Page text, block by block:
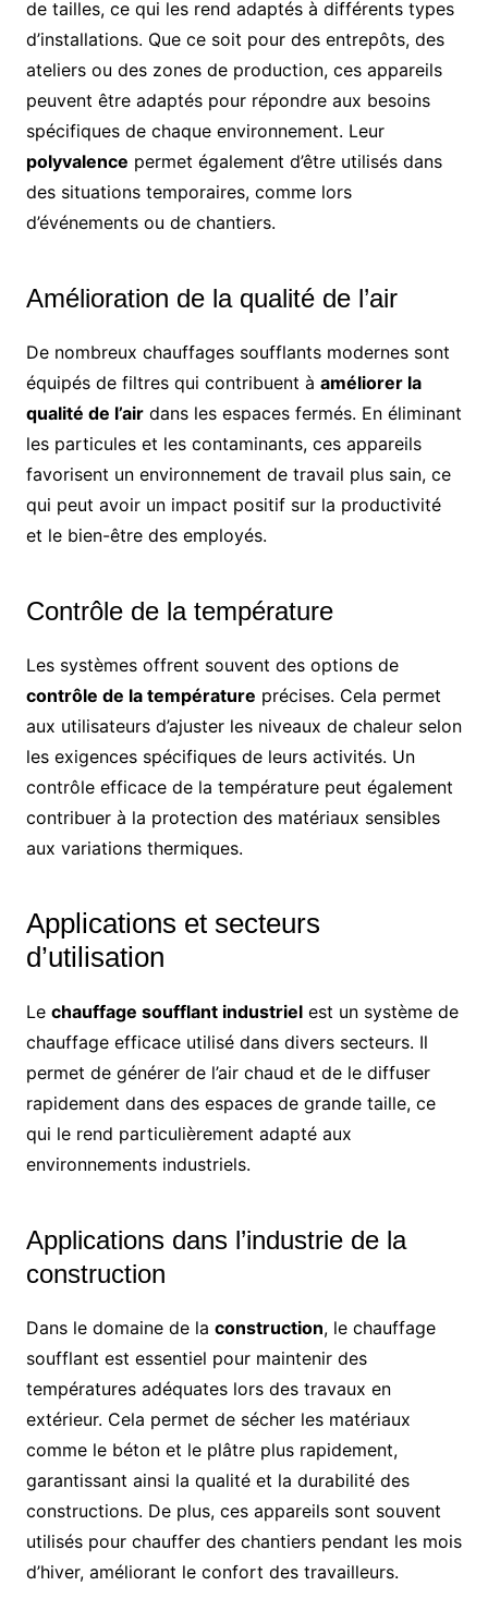
de tailles, ce qui les rend adaptés à différents types
d’installations. Que ce soit pour des entrepôts, des
ateliers ou des zones de production, ces appareils
peuvent être adaptés pour répondre aux besoins
spécifiques de chaque environnement. Leur
polyvalence permet également d’être utilisés dans
des situations temporaires, comme lors
d’événements ou de chantiers.
Amélioration de la qualité de l’air
De nombreux chauffages soufflants modernes sont
équipés de filtres qui contribuent à améliorer la
qualité de l’airdans les espaces fermés. En éliminant
les particules et les contaminants, ces appareils
favorisent un environnement de travail plus sain, ce
qui peut avoir un impact positif sur la productivité
et le bien-être des employés.
Contrôle de la température
Les systèmes offrent souvent des options de
contrôle de la température précises. Cela permet
aux utilisateurs d’ajuster les niveaux de chaleur selon
les exigences spécifiques de leurs activités. Un
contrôle efficace de la température peut également
contribuer à la protection des matériaux sensibles
aux variations thermiques.
Applications et secteurs
d’utilisation
Le chauffage soufflant industrielest un système de
chauffage efficace utilisé dans divers secteurs. Il
permet de générer de l’air chaud et de le diffuser
rapidement dans des espaces de grande taille, ce
qui le rend particulièrement adapté aux
environnements industriels.
Applications dans l’industrie de la
construction
Dans le domaine de la construction, le chauffage
soufflant est essentiel pour maintenir des
températures adéquates lors des travaux en
extérieur. Cela permet de sécher les matériaux
comme le béton et le plâtre plus rapidement,
garantissant ainsi la qualité et la durabilité des
constructions. De plus, ces appareils sont souvent
utilisés pour chauffer des chantiers pendant les mois
d’hiver, améliorant le confort des travailleurs.